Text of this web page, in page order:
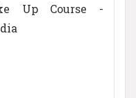
Up Course -